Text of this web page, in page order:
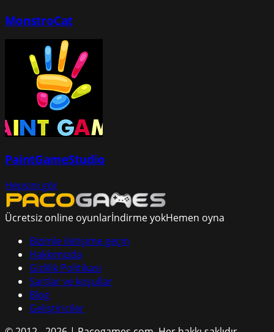
MonstroCat
PaintGameStudio
Hepsini gör
Ücretsiz online oyunlarİndirme yokHemen oyna
Bizimle iletişime geçin
Hakkımızda
Gizlilik Politikası
Şartlar ve koşullar
Blog
Geliştiriciler